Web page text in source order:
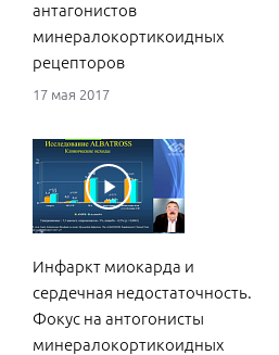
антагонистов
минералокортикоидных
рецепторов
17 мая 2017
Инфаркт миокарда и
сердечная недостаточность.
Фокус на антогонисты
минералокортикоидных